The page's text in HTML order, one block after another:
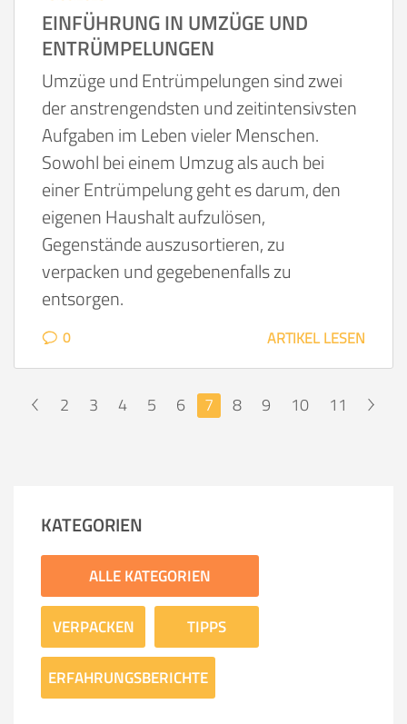
EINFÜHRUNG IN UMZÜGE UND
ENTRÜMPELUNGEN
Umzüge und Entrümpelungen sind zwei
der anstrengendsten und zeitintensivsten
Aufgaben im Leben vieler Menschen.
Sowohl bei einem Umzug als auch bei
einer Entrümpelung geht es darum, den
eigenen Haushalt aufzulösen,
Gegenstände auszusortieren, zu
verpacken und gegebenenfalls zu
entsorgen.
ARTIKEL LESEN
0
< 2 3 4 5 6 7 8 9 10 11 >
KATEGORIEN
ALLE KATEGORIEN
VERPACKEN TIPPS
ERFAHRUNGSBERICHTE